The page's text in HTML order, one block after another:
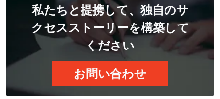
私たちと提携して、独自のサ
クセスストーリーを構築して
ください
お問い合わせ